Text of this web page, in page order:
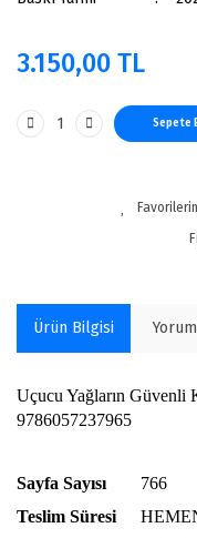
3.150,00 TL
Sepete
Ürün Bilgisi
Uçucu Yağların Güvenli
9786057237965
Sayfa Sayısı
766
Teslim Süresi